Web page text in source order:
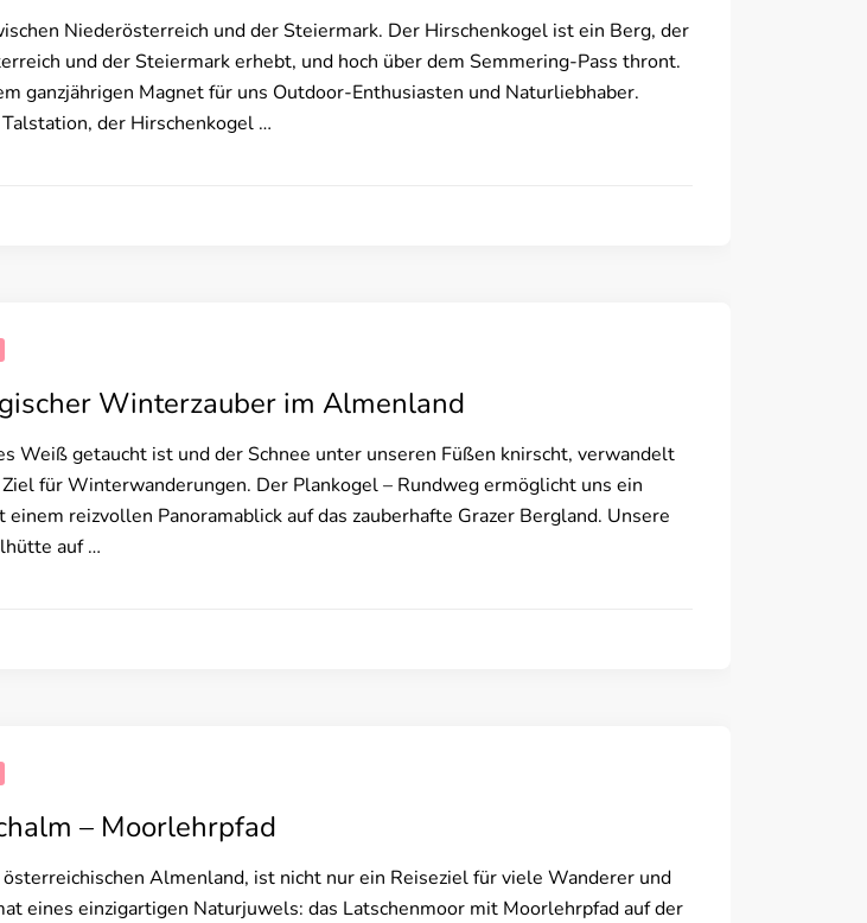
Niederösterreich und der Steiermark. Der Hirschenkogel ist ein Berg, der
und der Steiermark erhebt, und hoch über dem Semmering-Pass thront.
ganzjährigen Magnet für uns Outdoor-Enthusiasten und Naturliebhaber.
der Hirschenkogel …
Winterzauber im Almenland
Weiß getaucht ist und der Schnee unter unseren Füßen knirscht, verwandelt
für Winterwanderungen. Der Plankogel – Rundweg ermöglicht uns ein
reizvollen Panoramablick auf das zauberhafte Grazer Bergland. Unsere
auf …
– Moorlehrpfad
Almenland, ist nicht nur ein Reiseziel für viele Wanderer und
eines einzigartigen Naturjuwels: das Latschenmoor mit Moorlehrpfad auf der